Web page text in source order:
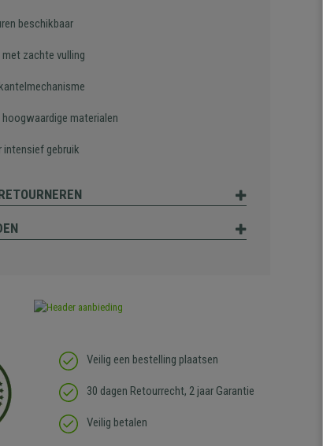
beschikbaar
zachte vulling
materialen
intensief gebruik
Veilig een bestelling plaatsen
30 dagen Retourrecht, 2 jaar Garantie
Veilig betalen